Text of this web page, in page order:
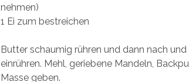
nehmen)
1 Ei zum bestreichen
Butter schaumig rühren und dann nach
einrühren. Mehl, geriebene Mandeln,
Masse geben.